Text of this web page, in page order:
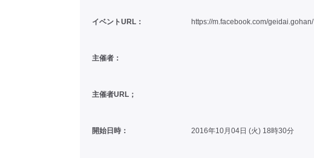
イベントURL： https://m.facebook.com/geidai.gohan/
主催者：
主催者URL；
開始日時： 2016年10月04日 (火) 18時30分